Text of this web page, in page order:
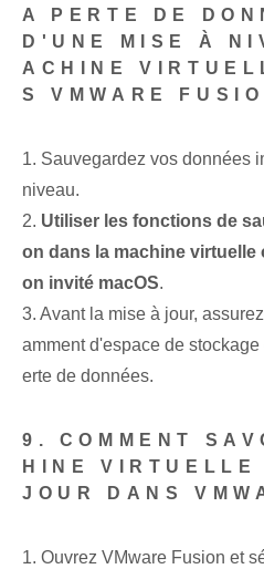
A PERTE DE
D'UNE MISE À
ACHINE
S VMWARE
1. Sauvegardez vos données
niveau.
2. Utiliser les fonctions de
on dans la machine
on invité macOS.
3. Avant la mise à jour,
amment d'espace de
erte de données.
9. COMMENT
HINE VIRTUELLE
JOUR DANS
1. Ouvrez VMware Fusion et